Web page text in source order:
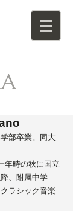
部卒業。同大
年時の秋に国立
、附属中学
ラシック音楽